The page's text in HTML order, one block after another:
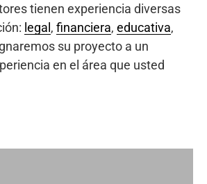
tienen experiencia diversas
legal , financiera, educativa,
su proyecto a un
en el área que usted